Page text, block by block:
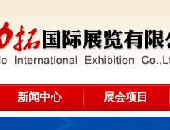
新闻中心 展会项目